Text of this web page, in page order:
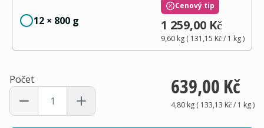
12 × 800 g
Cenový tip
1 259,00 Kč
9,60 kg( 131,15 Kč/ 1 kg)
Počet 639,00 Kč
4,80 kg( 133,13 Kč/ 1 kg)